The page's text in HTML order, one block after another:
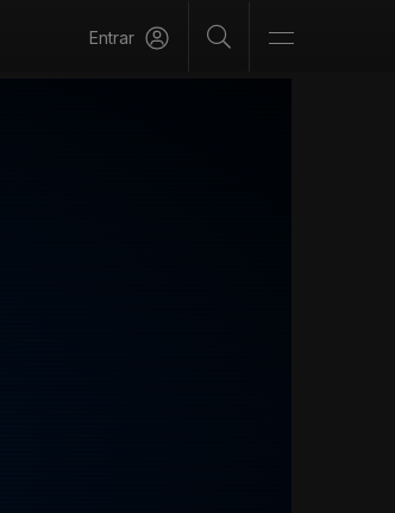
Entrar